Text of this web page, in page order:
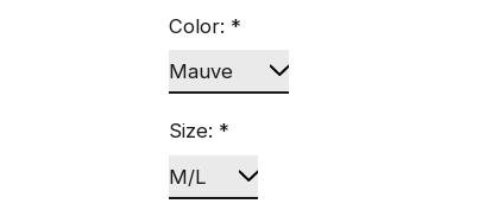
Color: *
Size: *